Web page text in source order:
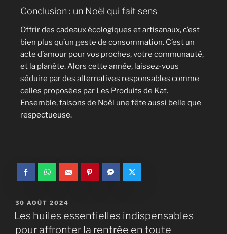
Conclusion : un Noël qui fait sens
Offrir des cadeaux écologiques et artisanaux, c’est
bien plus qu’un geste de consommation. C’est un
acte d’amour pour vos proches, votre communauté,
et la planète. Alors cette année, laissez-vous
séduire par des alternatives responsables comme
celles proposées par Les Produits de Kat.
Ensemble, faisons de Noël une fête aussi belle que
respectueuse.
30 AOÛT 2024
Les huiles essentielles indispensables
pour affronter la rentrée en toute